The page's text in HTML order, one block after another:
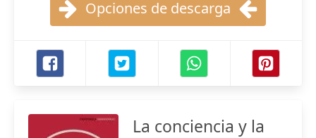
Opciones de descarga
La conciencia y la